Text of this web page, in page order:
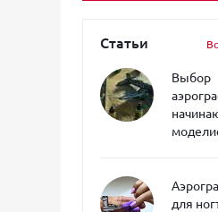
Статьи
Выбор
для